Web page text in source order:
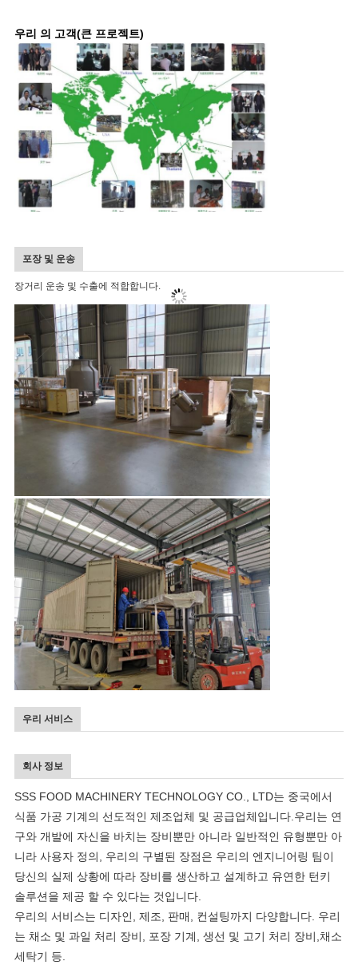
우리 의 고객(큰 프로젝트)
포장 및 운송
장거리 운송 및 수출에 적합합니다.
우리 서비스
회사 정보
SSS FOOD MACHINERY TECHNOLOGY CO., LTD는 중국에서
식품 가공 기계의 선도적인 제조업체 및 공급업체입니다.우리는 연
구와 개발에 자신을 바치는 장비뿐만 아니라 일반적인 유형뿐만 아
니라 사용자 정의, 우리의 구별된 장점은 우리의 엔지니어링 팀이
당신의 실제 상황에 따라 장비를 생산하고 설계하고 유연한 턴키
솔루션을 제공 할 수 있다는 것입니다.
우리의 서비스는 디자인, 제조, 판매, 컨설팅까지 다양합니다. 우리
는 채소 및 과일 처리 장비, 포장 기계, 생선 및 고기 처리 장비,채소
세탁기 등.